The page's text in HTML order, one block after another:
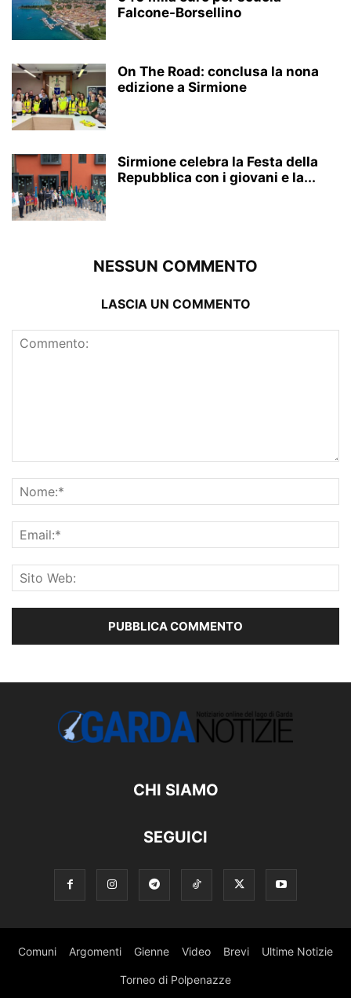
Falcone-Borsellino
On The Road: conclusa la nona
edizione a Sirmione
Sirmione celebra la Festa della
Repubblica con i giovani e la...
NESSUN COMMENTO
LASCIA UN COMMENTO
CHI SIAMO
SEGUICI
Comuni Argomenti Gienne Video Brevi Ultime Notizie
Torneo di Polpenazze